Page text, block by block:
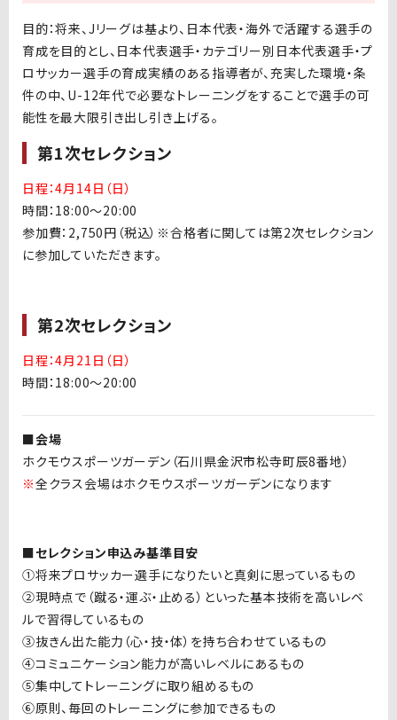
目的：将来、J リーグは基より、日本代表・海外で活躍する選手の
育成を目的とし、日本代表選手・カテゴリー別日本代表選手・プ
ロサッカー選手の育成実績のある指導者が、充実した環境・条
件の中、 U-12年代で必要なトレーニングをすることで選手の可
能性を最大限引き出し引き上げる。
第1次セレクション
日程：4月14日（日）
時間： 18:00～20:00
参加費： 2,750円（税込）※合格者に関しては第2次セレクション
に参加していただきます。
第2次セレクション
日程：4月21日（日）
時間： 18:00～20:00
■会場
ホクモウスポーツガーデン（石川県金沢市松寺町辰8番地）
※全クラス会場はホクモウスポーツガーデンになります
■セレクション申込み基準目安
①将来プロサッカー選手になりたいと真剣に思っているもの
②現時点で（蹴る・運ぶ・止める）といった基本技術を高いレベ
ルで習得しているもの
③抜きん出た能力（心・技・体）を持ち合わせているもの
④コミュニケーション能力が高いレベルにあるもの
⑤集中してトレーニングに取り組めるもの
⑥原則、毎回のトレーニングに参加できるもの